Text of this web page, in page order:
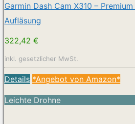
Garmin Dash Cam X310 –
Aufläsung
322,42 €
inkl. gesetzlicher MwSt.
Details *Angebot von Amazon*
Leichte Drohne